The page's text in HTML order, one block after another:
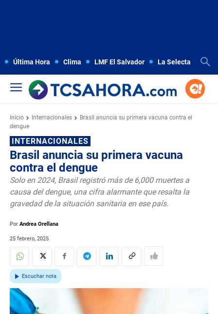
Última Hora Clima LMF El Salvador La Selecta
Inicio Internacionales
Brasil anuncia su primera vacuna contra el
dengue
INTERNACIONALES
Brasil anuncia su primera vacuna
contra el dengue
Solo en 2024, Brasil registró más de 6,000 muertes a
causa del dengue, una cifra alarmante que resalta la
gravedad de la situación sanitaria en ese país.
Por Andrea Orellana
25 febrero, 2025
Escuchar nota